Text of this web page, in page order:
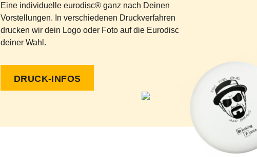
Eine individuelle eurodisc® ganz nach Deinen
Vorstellungen. In verschiedenen Druckverfahren
drucken wir dein Logo oder Foto auf die Eurodisc
deiner Wahl.
DRUCK-INFOS